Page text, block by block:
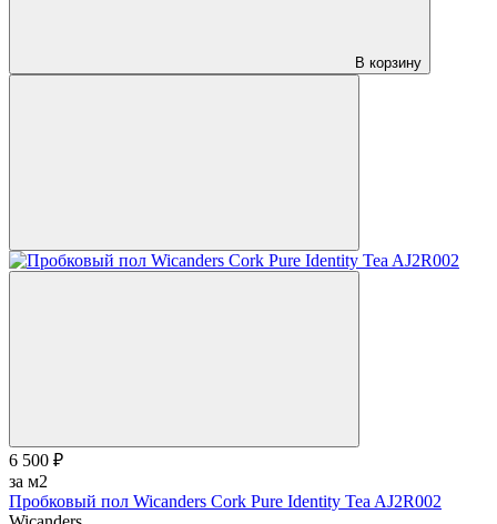
В корзину
6 500 ₽
за м2
Пробковый пол Wicanders Cork Pure Identity Tea AJ2R002